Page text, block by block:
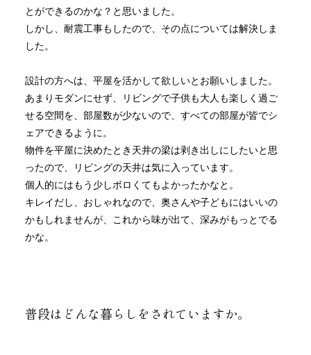
とができるのかな？と思いました。
しかし、耐震工事もしたので、その点については解決しま
した。
設計の方へは、平屋を活かして欲しいとお願いしました。
あまりモダンにせず、リビングで子供も大人も楽しく過ご
せる空間を、部屋数が少ないので、すべての部屋が皆でシ
ェアできるように。
物件を平屋に決めたとき天井の梁は剥き出しにしたいと思
ったので、リビングの天井は気に入っています。
個人的にはもう少しボロくてもよかったかなと。
キレイだし、おしゃれなので、奥さんや子どもにはいいの
かもしれませんが、これから味が出て、深みがもっとでる
かな。
普段はどんな暮らしをされていますか。